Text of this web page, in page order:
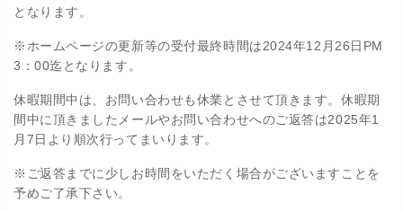
となります。
※ホームページの更新等の受付最終時間は2024年12月26日PM
3：00迄となります。
休暇期間中は、お問い合わせも休業とさせて頂きます。休暇期
間中に頂きましたメールやお問い合わせへのご返答は2025年1
月7日より順次行ってまいります。
※ご返答までに少しお時間をいただく場合がございますことを
予めご了承下さい。